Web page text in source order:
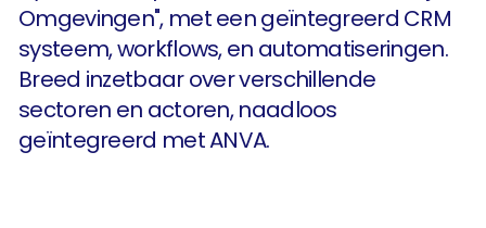
Omgevingen", met een geïntegreerd CRM
systeem, workflows, en automatiseringen.
Breed inzetbaar over verschillende
sectoren en actoren, naadloos
geïntegreerd met ANVA.